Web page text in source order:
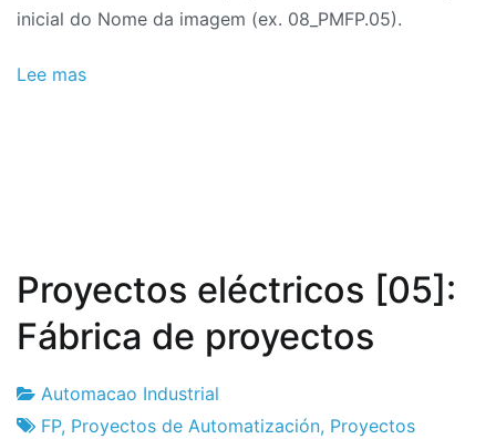
inicial do Nome da imagem (ex. 08_PMFP.05).
Lee mas
Proyectos eléctricos [05]:
Fábrica de proyectos
Fábrica
10
Automacao Industrial
FP, Proyectos de Automatización, Proyectos